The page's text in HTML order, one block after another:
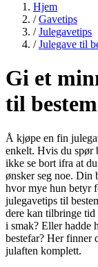
Hjem
/Gavetips
/Julegavetips
/Julegave til
Gi et
til
Å kjøpe en fin
enkelt. Hvis du spør
ikke se bort ifra at
ønsker seg noe. Din
hvor mye hun betyr
julegavetips til
dere kan tilbringe tid
i smak? Eller hadde
bestefar? Her finner
julaften komplett.